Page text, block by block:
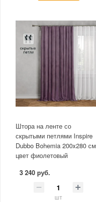
Штора на ленте со
скрытыми петлями Inspire
Dubbo Bohemia 200x280 см
цвет фиолетовый
3 240 руб.
шт